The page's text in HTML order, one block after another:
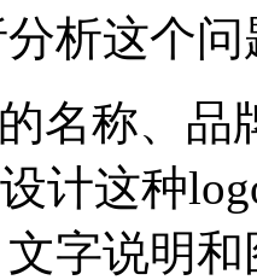
析这个问
名称、
计这种
字说明